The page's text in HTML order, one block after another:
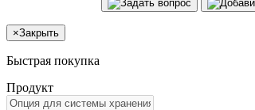
×Закрыть
Быстрая покупка
Продукт